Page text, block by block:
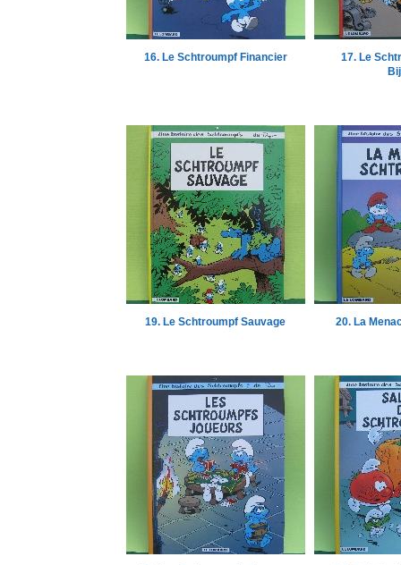
16. Le Schtroumpf Financier
17. Le
19. Le Schtroumpf Sauvage 20. La